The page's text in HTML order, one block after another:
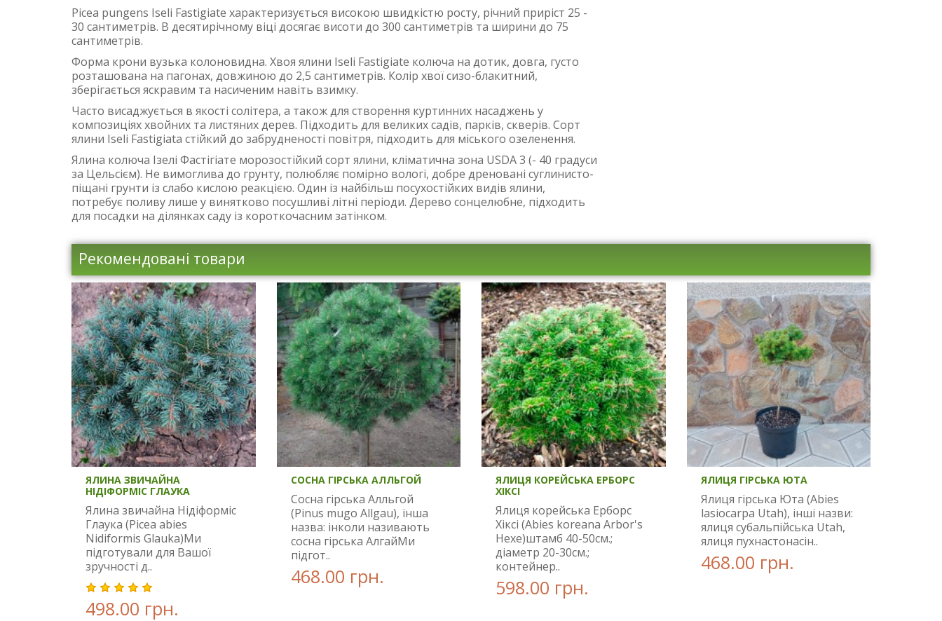
Picea pungens Iseli Fastigiate характеризується високою швидкістю росту, річний приріст 25 -
30 сантиметрів. В десятирічному віці досягає висоти до 300 сантиметрів та ширини до 75
сантиметрів.
Форма крони вузька колоновидна. Хвоя ялини Iseli Fastigiate колюча на дотик, довга, густо
розташована на пагонах, довжиною до 2,5 сантиметрів. Колір хвої сизо-блакитний,
зберігається яскравим та насиченим навіть взимку.
Часто висаджується в якості солітера, а також для створення куртинних насаджень у
композиціях хвойних та листяних дерев. Підходить для великих садів, парків, скверів. Сорт
ялини Iseli Fastigiata стійкий до забрудненості повітря, підходить для міського озеленення.
Ялина колюча Ізелі Фастігіате морозостійкий сорт ялини, кліматична зона USDA 3 (- 40 градуси
за Цельсієм). Не вимоглива до грунту, полюбляє помірно вологі, добре дреновані суглинисто-
піщані грунти із слабо кислою реакцією. Один із найбільш посухостійких видів ялини,
потребує поливу лише у винятково посушливі літні періоди. Дерево сонцелюбне, підходить
для посадки на ділянках саду із короткочасним затінком.
Рекомендовані товари
ЯЛИНА ЗВИЧАЙНА
НІДІФОРМІС ГЛАУКА
Ялина звичайна Нідіформіс
Глаука (Picea abies
Nidiformis Glauka)Ми
підготували для Вашої
зручності д..
498.00 грн.
СОСНА ГІРСЬКА АЛЛЬГОЙ
Сосна гірська Алльгой
(Pinus mugo Allgau), інша
назва: інколи називають
сосна гірська АлгайМи
підгот..
468.00 грн.
ЯЛИЦЯ КОРЕЙСЬКА ЕРБОРС
ХІКСІ
Ялиця корейська Ерборс
Хіксі (Abies koreana Arbor's
Hexe)штамб 40-50см.;
діаметр 20-30см.;
контейнер..
598.00 грн.
ЯЛИЦЯ ГІРСЬКА ЮТА
Ялиця гірська Юта (Abies
lasiocarpa Utah), інші назви:
ялиця субальпійська Utah,
ялиця пухнастонасін..
468.00 грн.